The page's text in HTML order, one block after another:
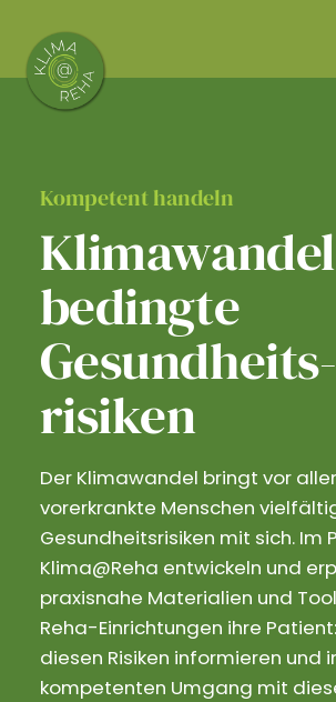
content
Kompetent handeln
bedingte
Gesundheits­
risiken
Der Klimawandel bringt vor
vorerkrankte Menschen
Gesundheitsrisiken mit sich. Im
Klima@Reha entwickeln und
praxisnahe Materialien und
Reha-Einrichtungen ihre
diesen Risiken informieren und
kompetenten Umgang mit